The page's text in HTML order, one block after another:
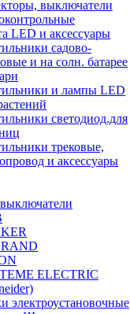
выключатели
LED и аксессуары
садово-
и на солн. батарее
и лампы LED
светодиод.для
трековые,
и аксессуары
ELECTRIC
электроустановочные